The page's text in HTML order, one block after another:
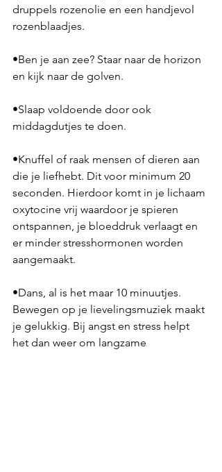
druppels rozenolie en een handjevol
rozenblaadjes.
•Ben je aan zee? Staar naar de horizon
en kijk naar de golven.
•Slaap voldoende door ook
middagdutjes te doen.
•Knuffel of raak mensen of dieren aan
die je liefhebt. Dit voor minimum 20
seconden. Hierdoor komt in je lichaam
oxytocine vrij waardoor je spieren
ontspannen, je bloeddruk verlaagt en
er minder stresshormonen worden
aangemaakt.
•Dans, al is het maar 10 minuutjes.
Bewegen op je lievelingsmuziek maakt
je gelukkig. Bij angst en stress helpt
het dan weer om langzame